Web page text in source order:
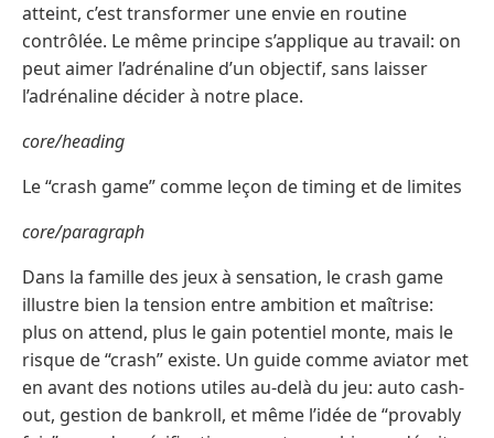
atteint, c’est transformer une envie en routine
contrôlée. Le même principe s’applique au travail: on
peut aimer l’adrénaline d’un objectif, sans laisser
l’adrénaline décider à notre place.
core/heading
Le “crash game” comme leçon de timing et de limites
core/paragraph
Dans la famille des jeux à sensation, le crash game
illustre bien la tension entre ambition et maîtrise:
plus on attend, plus le gain potentiel monte, mais le
risque de “crash” existe. Un guide comme aviator met
en avant des notions utiles au-delà du jeu: auto cash-
out, gestion de bankroll, et même l’idée de “provably